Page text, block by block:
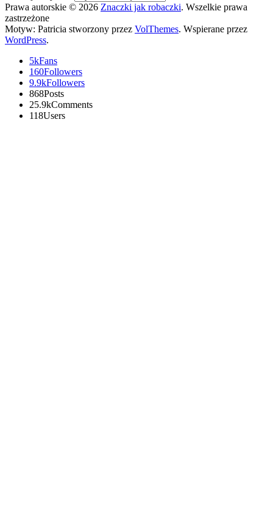
Prawa autorskie © 2026 Znaczki jak robaczki. Wszelkie prawa
zastrzeżone
Motyw: Patricia stworzony przez VolThemes. Wspierane przez
WordPress.
5kFans
160Followers
9.9kFollowers
868Posts
25.9kComments
118Users